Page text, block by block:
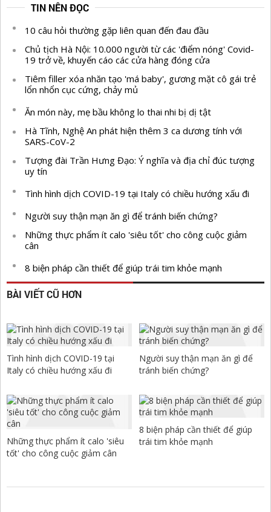
TIN NÊN ĐỌC
10 câu hỏi thường gặp liên quan đến đau đầu
Chủ tịch Hà Nội: 10.000 người từ các 'điểm nóng' Covid-
19 trở về, khuyến cáo các cửa hàng đóng cửa
Tiêm filler xóa nhăn tạo 'má baby', gương mặt cô gái trẻ
lổn nhổn cục cứng, chảy mủ
Ăn món này, mẹ bầu không lo thai nhi bị dị tật
Hà Tĩnh, Nghệ An phát hiện thêm 3 ca dương tính với
SARS-CoV-2
Tượng đài Trần Hưng Đạo: Ý nghĩa và địa chỉ đúc tượng
uy tín
Tình hình dịch COVID-19 tại Italy có chiều hướng xấu đi
Người suy thận mạn ăn gì để tránh biến chứng?
Những thực phẩm ít calo 'siêu tốt' cho công cuộc giảm
cân
8 biện pháp cần thiết để giúp trái tim khỏe mạnh
BÀI VIẾT CŨ HƠN
Tình hình dịch COVID-19 tại
Italy có chiều hướng xấu đi
Người suy thận mạn ăn gì để
tránh biến chứng?
Những thực phẩm ít calo 'siêu
tốt' cho công cuộc giảm cân
8 biện pháp cần thiết để giúp
trái tim khỏe mạnh